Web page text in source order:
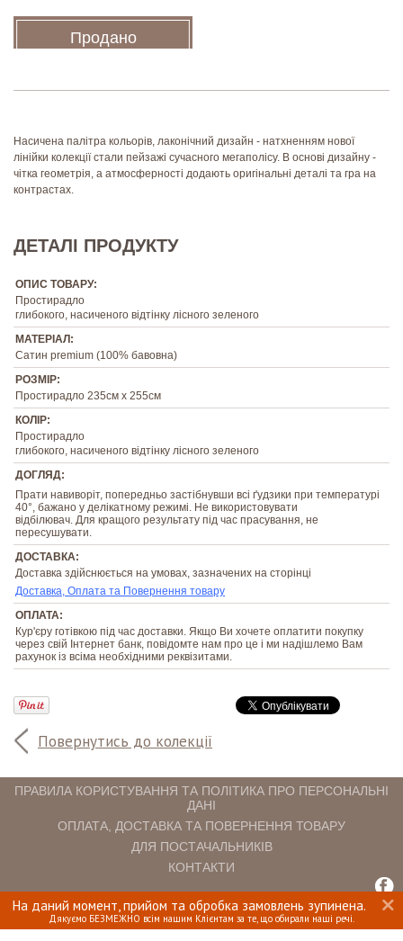
На даний момент, прийом та обробка замовлень зупинена.
Дякуємо БЕЗМЕЖНО всім нашим Клієнтам за те, що обирали наші речі.
Продано
Повернутись до колекції
Насичена палітра кольорів, лаконічний дизайн - натхненням нової
лінійки колекції стали пейзажі сучасного мегаполісу. В основі дизайну -
чітка геометрія, а атмосферності додають оригінальні деталі та гра на
контрастах.
ДЕТАЛІ ПРОДУКТУ
ОПИС ТОВАРУ:
Простирадло
глибокого, насиченого відтінку лісного зеленого
МАТЕРІАЛ:
Сатин premium (100% бавовна)
РОЗМІР:
Простирадло 235см х 255см
КОЛІР:
Простирадло
глибокого, насиченого відтінку лісного зеленого
ДОГЛЯД:
Прати навиворіт, попередньо застібнувши всі ґудзики при температурі
40°, бажано у делікатному режимі. Не використовувати
відбілювач. Для кращого результату під час прасування, не
пересушувати.
ДОСТАВКА:
Доставка здійснюється на умовах, зазначених на сторінці
Доставка, Оплата та Повернення товару
ОПЛАТА:
Кур'єру готівкою під час доставки. Якщо Ви хочете оплатити покупку
через свій Інтернет банк, повідомте нам про це і ми надішлемо Вам
рахунок із всіма необхідними реквізитами.
ПРАВИЛА КОРИСТУВАННЯ ТА ПОЛІТИКА ПРО ПЕРСОНАЛЬНІ
ДАНІ
ОПЛАТА, ДОСТАВКА ТА ПОВЕРНЕННЯ ТОВАРУ
ДЛЯ ПОСТАЧАЛЬНИКІВ
КОНТАКТИ
INTERIOMANIA © 2018. ВСІ ПРАВА ЗАХИЩЕНІ.